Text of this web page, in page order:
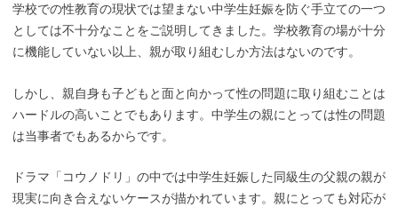
学校での性教育の現状では望まない中学生妊娠を防ぐ手立ての一つ
としては不十分なことをご説明してきました。学校教育の場が十分
に機能していない以上、親が取り組むしか方法はないのです。
しかし、親自身も子どもと面と向かって性の問題に取り組むことは
ハードルの高いことでもあります。中学生の親にとっては性の問題
は当事者でもあるからです。
ドラマ「コウノドリ」の中では中学生妊娠した同級生の父親の親が
現実に向き合えないケースが描かれています。親にとっても対応が